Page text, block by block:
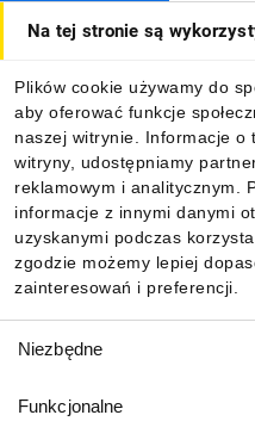
Na tej stronie są
Plików cookie używamy do
aby oferować funkcje
naszej witrynie. Informacje o
witryny, udostępniamy
reklamowym i analitycznym.
informacje z innymi danymi
uzyskanymi podczas
zgodzie możemy lepiej
zainteresowań i preferencji.
zgody
Niezbędne
Funkcjonalne
Informacje
Pobierz